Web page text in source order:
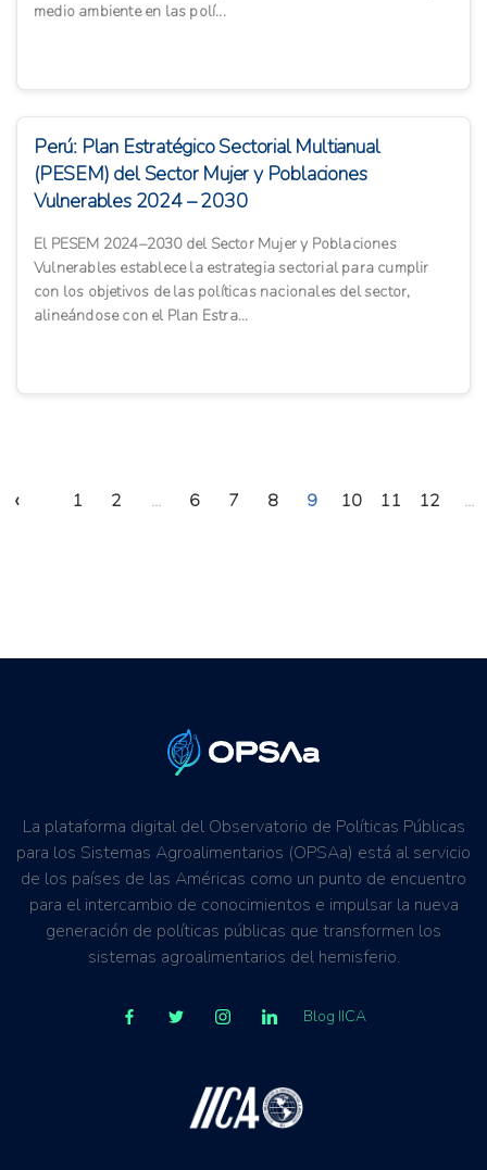
medio ambiente en las polí...
Perú: Plan Estratégico Sectorial Multianual
(PESEM) del Sector Mujer y Poblaciones
Vulnerables 2024 – 2030
El PESEM 2024–2030 del Sector Mujer y Poblaciones
Vulnerables establece la estrategia sectorial para cumplir
con los objetivos de las políticas nacionales del sector,
alineándose con el Plan Estra...
‹ 1 2 ... 6 7 8 9 10 11 12 ...
La plataforma digital del Observatorio de Políticas Públicas
para los Sistemas Agroalimentarios (OPSAa) está al servicio
de los países de las Américas como un punto de encuentro
para el intercambio de conocimientos e impulsar la nueva
generación de políticas públicas que transformen los
sistemas agroalimentarios del hemisferio.
Blog IICA